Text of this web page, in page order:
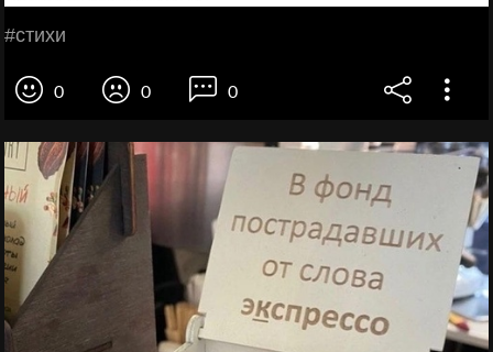
#стихи
0 0 0